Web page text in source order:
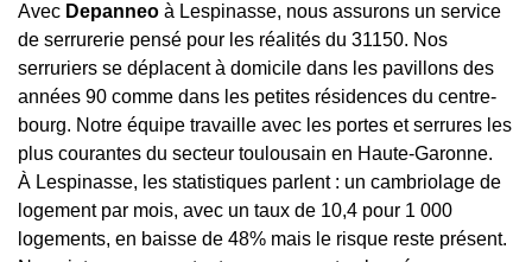
Avec Depanneo à Lespinasse, nous assurons un service
de serrurerie pensé pour les réalités du 31150. Nos
serruriers se déplacent à domicile dans les pavillons des
années 90 comme dans les petites résidences du centre-
bourg. Notre équipe travaille avec les portes et serrures les
plus courantes du secteur toulousain en Haute-Garonne.
À Lespinasse, les statistiques parlent : un cambriolage de
logement par mois, avec un taux de 10,4 pour 1 000
logements, en baisse de 48% mais le risque reste présent.